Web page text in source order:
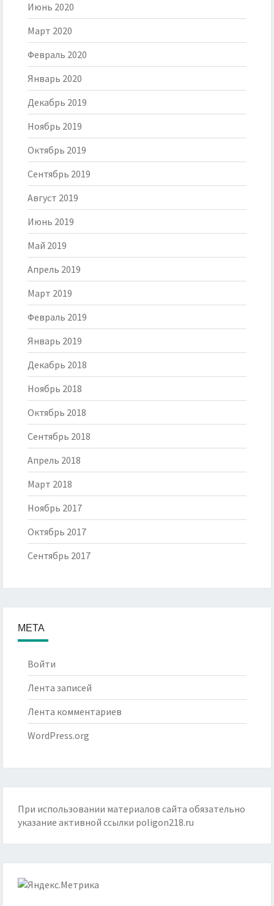
Июнь 2020
Март 2020
Февраль 2020
Январь 2020
Декабрь 2019
Ноябрь 2019
Октябрь 2019
Сентябрь 2019
Август 2019
Июнь 2019
Май 2019
Апрель 2019
Март 2019
Февраль 2019
Январь 2019
Декабрь 2018
Ноябрь 2018
Октябрь 2018
Сентябрь 2018
Апрель 2018
Март 2018
Ноябрь 2017
Октябрь 2017
Сентябрь 2017
МЕТА
Войти
Лента записей
Лента комментариев
WordPress.org
При использовании материалов сайта обязательно
указание активной ссылки poligon218.ru